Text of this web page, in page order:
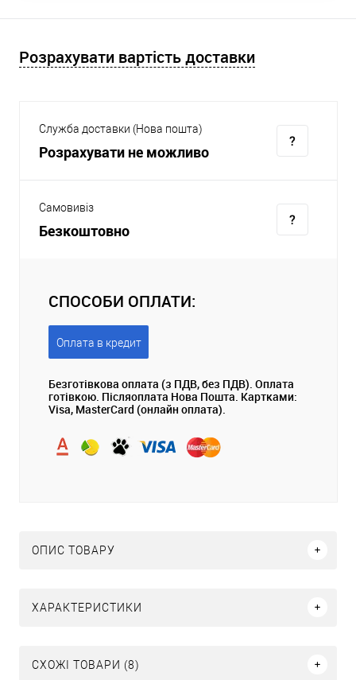
Розрахувати вартість доставки
Служба доставки (Нова пошта)
Розрахувати не можливо
Самовивіз
Безкоштовно
СПОСОБИ ОПЛАТИ:
Оплата в кредит
Безготівкова оплата (з ПДВ, без ПДВ). Оплата
готівкою. Післяоплата Нова Пошта. Картками:
Visa, MasterCard (онлайн оплата).
ОПИС ТОВАРУ
ХАРАКТЕРИСТИКИ
СХОЖІ ТОВАРИ (8)